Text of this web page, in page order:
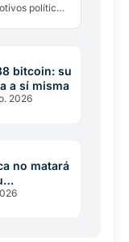
políticos,
bitcoin: su
a sí misma
2026
no matará